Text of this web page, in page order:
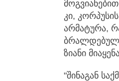
კი,
არმატურა,
ზიანი
"შინაგან